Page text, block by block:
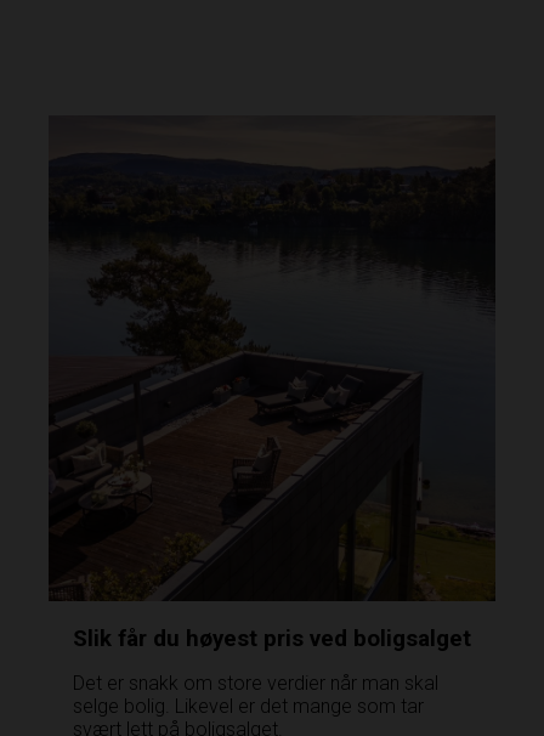
Slik får du høyest pris ved boligsalget
Det er snakk om store verdier når man skal
selge bolig. Likevel er det mange som tar
svært lett på boligsalget.